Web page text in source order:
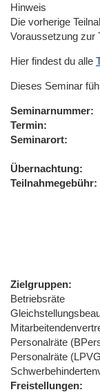
Hinweis
Die vorherige
Voraussetzung zur
Hier findest du alle
Dieses Seminar
Seminarnummer
Termin
Seminarort
Übernachtung
Teilnahmegebühr
Zielgruppen
Betriebsräte
Personalräte
Personalräte
Freistellungen